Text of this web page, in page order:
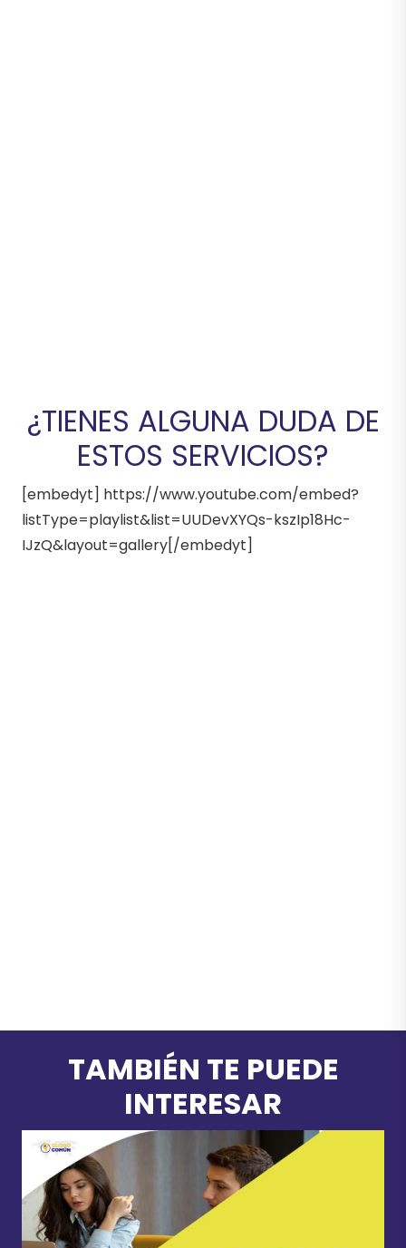
¿TIENES ALGUNA DUDA DE
ESTOS SERVICIOS?
[embedyt] https://www.youtube.com/embed?
listType=playlist&list=UUDevXYQs-kszIp18Hc-
IJzQ&layout=gallery[/embedyt]
TAMBIÉN TE PUEDE
INTERESAR